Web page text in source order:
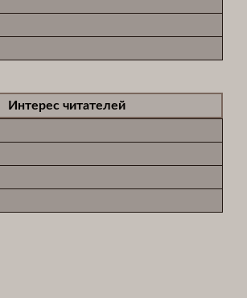
Интерес читателей